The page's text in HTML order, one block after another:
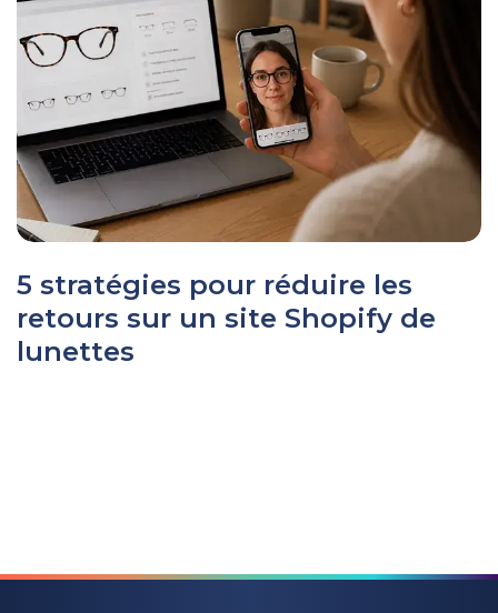
5 stratégies pour réduire les
retours sur un site Shopify de
lunettes